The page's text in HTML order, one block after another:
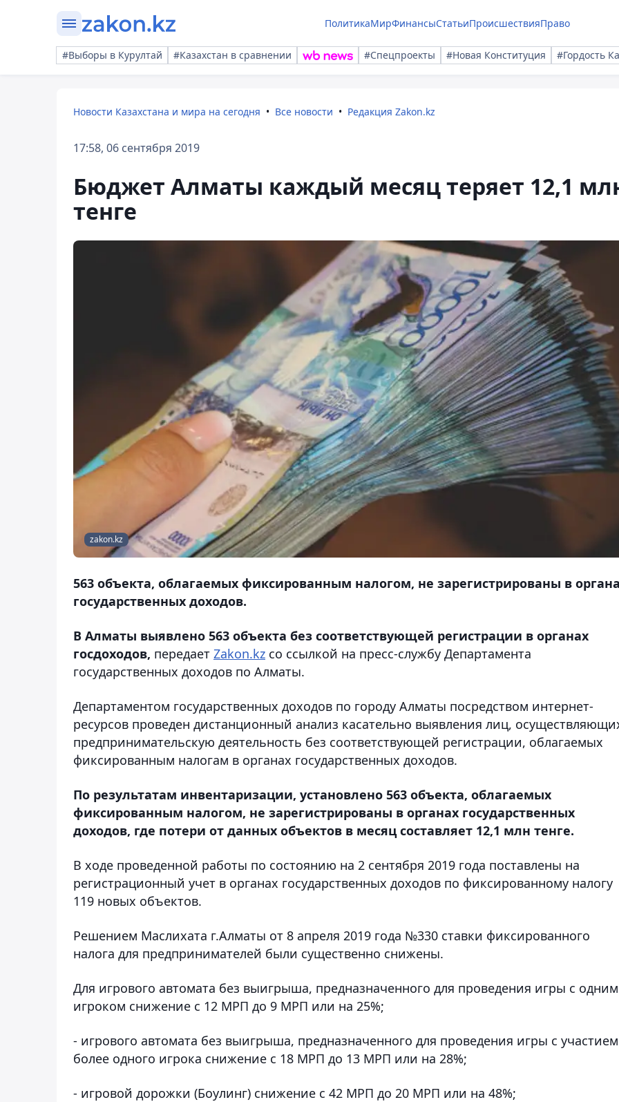
ПолитикаМирФинансыСтатьиПроисшествияПраво
#Выборы в Курултай #Казахстан в сравнении #Спецпроекты #Новая Конституция #Гордость
Новости Казахстана и мира на сегодня Все новости Редакция Zakon.kz
17:58, 06 сентября 2019
Бюджет Алматы каждый месяц теряет 12,1
тенге
zakon.kz
563 объекта, облагаемых фиксированным налогом, не зарегистрированы в
государственных доходов.
В Алматы выявлено 563 объекта без соответствующей регистрации в органах
госдоходов, передает Zakon.kz со ссылкой на пресс-службу Департамента
государственных доходов по Алматы.
Департаментом государственных доходов по городу Алматы посредством интернет-
ресурсов проведен дистанционный анализ касательно выявления лиц,
предпринимательскую деятельность без соответствующей регистрации, облагаемых
фиксированным налогам в органах государственных доходов.
По результатам инвентаризации, установлено 563 объекта, облагаемых
фиксированным налогом, не зарегистрированы в органах государственных
доходов, где потери от данных объектов в месяц составляет 12,1 млн тенге.
В ходе проведенной работы по состоянию на 2 сентября 2019 года поставлены на
регистрационный учет в органах государственных доходов по фиксированному налогу
119 новых объектов.
Решением Маслихата г.Алматы от 8 апреля 2019 года №330 ставки фиксированного
налога для предпринимателей были существенно снижены.
Для игрового автомата без выигрыша, предназначенного для проведения игры с одним
игроком снижение с 12 МРП до 9 МРП или на 25%;
- игрового автомата без выигрыша, предназначенного для проведения игры с участием
более одного игрока снижение с 18 МРП до 13 МРП или на 28%;
- игровой дорожки (Боулинг) снижение с 42 МРП до 20 МРП или на 48%;